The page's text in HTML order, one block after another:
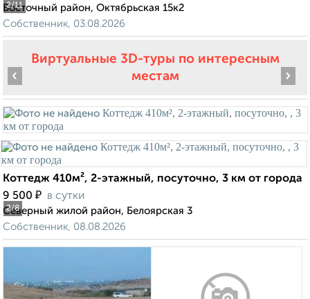
2/11
Восточный район, Октябрьская 15к2
Собственник, 03.08.2026
Виртуальные 3D-туры по интересным
местам
2/8
‹ ›
Коттедж 410м², 2-этажный, посуточно, 3 км от города
9 500 ₽ в сутки
Северный жилой район, Белоярская 3
Собственник, 08.08.2026